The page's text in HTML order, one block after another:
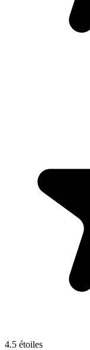
4.5 étoiles